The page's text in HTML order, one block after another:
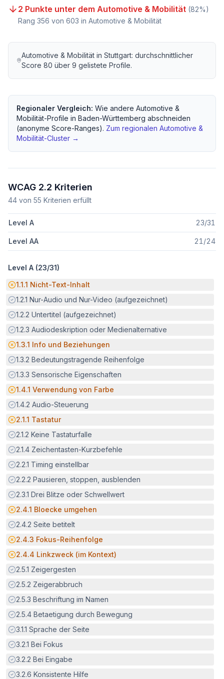
2 Punkte unter dem Automotive & Mobilität (82%)
Rang 356 von 603 in Automotive & Mobilität
Automotive & Mobilität inStuttgart: durchschnittlicher
Score80 über9 gelistete Profile.
Regionaler Vergleich: Wie andere Automotive &
Mobilität-Profile in Baden-Württemberg abschneiden
(anonyme Score-Ranges). Zum regionalen Automotive &
Mobilität-Cluster →
WCAG 2.2 Kriterien
44 von 55 Kriterien erfüllt
Level A 23/31
Level AA 21 /24
Level A (23/31)
Potenzielle Barriere:
1.1.1 Nicht-Text-Inhalt
Erfüllt:
1.2.1 Nur-Audio und Nur-Video (aufgezeichnet)
Erfüllt:
1.2.2 Untertitel (aufgezeichnet)
Erfüllt:
1.2.3 Audiodeskription oder Medienalternative
Potenzielle Barriere:
1.3.1 Info und Beziehungen
Erfüllt:
1.3.2 Bedeutungstragende Reihenfolge
Erfüllt:
1.3.3 Sensorische Eigenschaften
Potenzielle Barriere:
1.4.1 Verwendung von Farbe
Erfüllt:
1.4.2 Audio-Steuerung
Potenzielle Barriere:
2.1.1 Tastatur
Erfüllt:
2.1.2 Keine Tastaturfalle
Erfüllt:
2.1.4 Zeichentasten-Kurzbefehle
Erfüllt:
2.2.1 Timing einstellbar
Erfüllt:
2.2.2 Pausieren, stoppen, ausblenden
Erfüllt:
2.3.1 Drei Blitze oder Schwellwert
Potenzielle Barriere:
2.4.1 Bloecke umgehen
Erfüllt:
2.4.2 Seite betitelt
Potenzielle Barriere:
2.4.3 Fokus-Reihenfolge
Potenzielle Barriere:
2.4.4 Linkzweck (im Kontext)
Erfüllt:
2.5.1 Zeigergesten
Erfüllt:
2.5.2 Zeigerabbruch
Erfüllt:
2.5.3 Beschriftung im Namen
Erfüllt:
2.5.4 Betaetigung durch Bewegung
Erfüllt:
3.1.1 Sprache der Seite
Erfüllt:
3.2.1 Bei Fokus
Erfüllt:
3.2.2 Bei Eingabe
Erfüllt:
3.2.6 Konsistente Hilfe